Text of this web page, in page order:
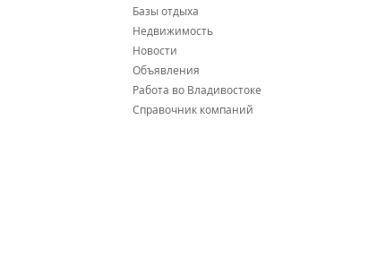
Базы отдыха
Недвижимость
Новости
Объявления
Работа во Владивостоке
Справочник компаний